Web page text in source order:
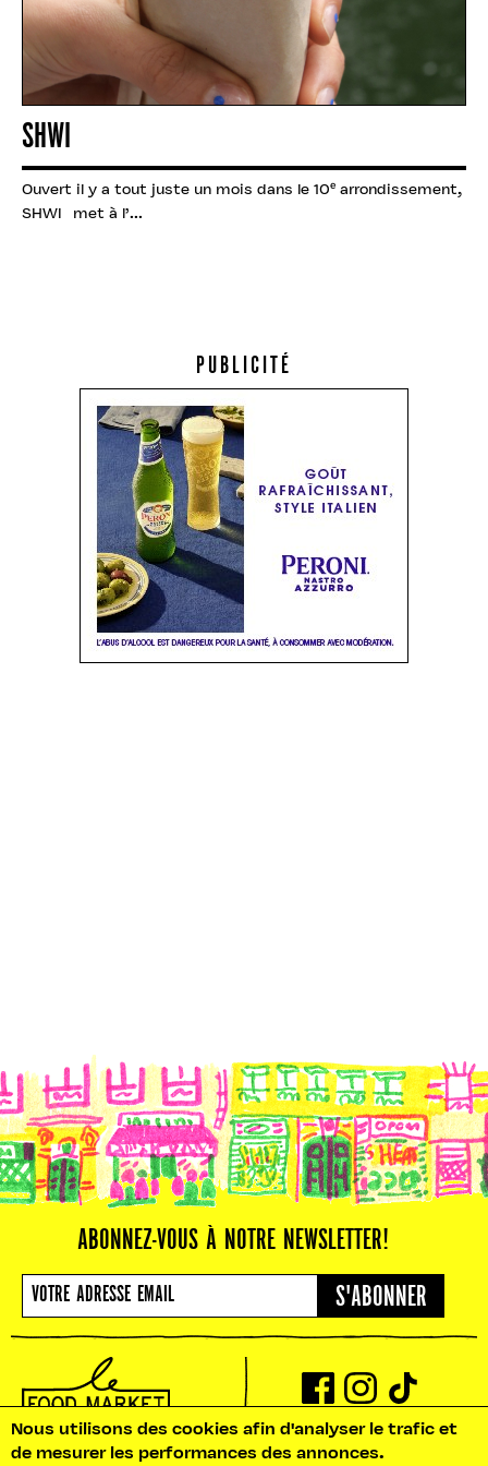
SHWI
Ouvert il y a tout juste un mois dans le 10ᵉ arrondissement,
SHWI met à l’...
PUBLICITÉ
ABONNEZ-VOUS À NOTRE NEWSLETTER!
S'ABONNER
NOS BUREAUX : 10 RUE PRADIER
75019 PARIS
Nous utilisons des cookies afin d'analyser le trafic et
de mesurer les performances des annonces.